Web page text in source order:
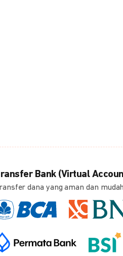
Bank (Virtual
dana yang aman dan